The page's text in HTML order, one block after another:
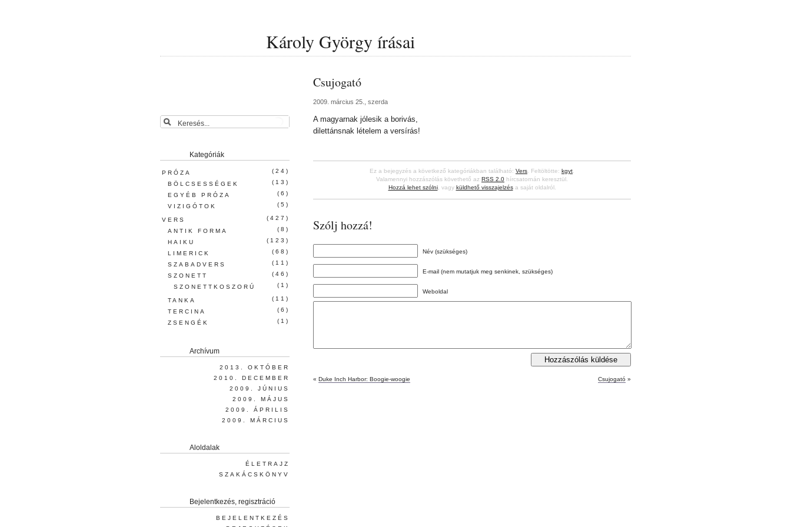
Károly György írásai
Csujogató
2009. március 25., szerda
A magyarnak jólesik a borivás,
dilettánsnak lételem a versírás!
Ez a bejegyzés a következő kategóriákban található: Vers . Feltöltötte: kgyt
Valamennyi hozzászólás követhető az RSS 2.0 hírcsatornán keresztül.
Hozzá lehet szólni, vagy küldhető visszajelzésa saját oldalról.
Szólj hozzá!
Név (szükséges)
E-mail (nem mutatjuk meg senkinek, szükséges)
Weboldal
« Duke Inch Harbor: Boogie-woogie Csujogató »
Kategóriák
PRÓZA
(24)
BÖLCSESSÉGEK
(13)
EGYÉB PRÓZA
(6)
VIZIGÓTOK
(5)
VERS
(427)
ANTIK FORMA
(8)
HAIKU
(123)
LIMERICK
(68)
SZABADVERS
(11)
SZONETT
(46)
SZONETTKOSZORÚ
(1)
TANKA
(11)
TERCINA
(6)
ZSENGÉK
(1)
Archívum
2013. OKTÓBER
2010. DECEMBER
2009. JÚNIUS
2009. MÁJUS
2009. ÁPRILIS
2009. MÁRCIUS
Aloldalak
ÉLETRAJZ
SZAKÁCSKÖNYV
Bejelentkezés, regisztráció
BEJELENTKEZÉS